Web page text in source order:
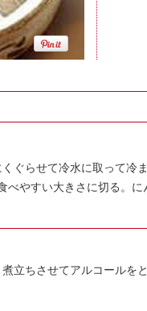
ぐらせて冷水に取って冷
やすい大きさに切る。に
立ちさせてアルコールをと